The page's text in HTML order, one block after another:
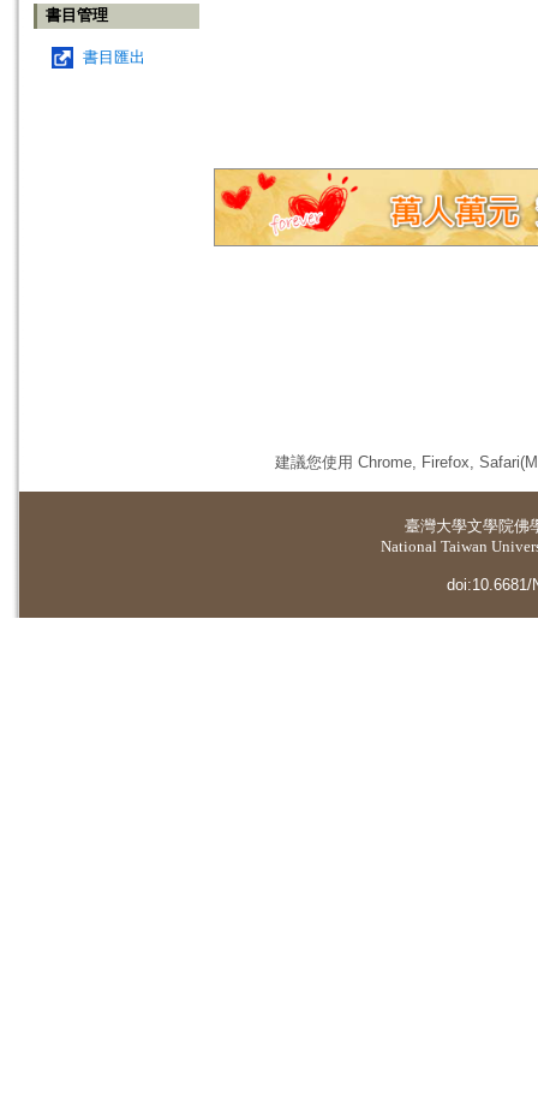
書目管理
書目匯出
建議您使用 Chrome, Firefox,
臺灣大學文學院佛
National Taiwan
doi:10.6681/